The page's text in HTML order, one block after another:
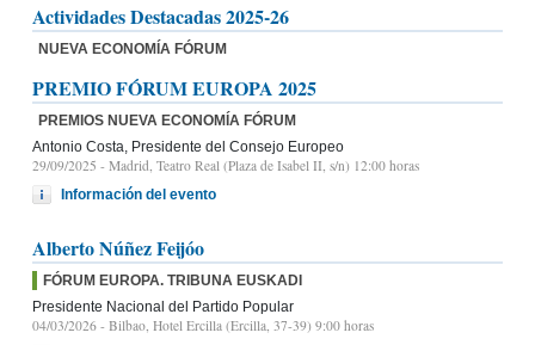
Actividades Destacadas 2025-26
NUEVA ECONOMÍA FÓRUM
PREMIO FÓRUM EUROPA 2025
PREMIOS NUEVA ECONOMÍA FÓRUM
Antonio Costa, Presidente del Consejo Europeo
29/09/2025 - Madrid, Teatro Real (Plaza de Isabel II, s/n) 12:00 horas
Información del evento
Alberto Núñez Feijóo
FÓRUM EUROPA. TRIBUNA EUSKADI
Presidente Nacional del Partido Popular
04/03/2026 - Bilbao, Hotel Ercilla (Ercilla, 37-39) 9:00 horas